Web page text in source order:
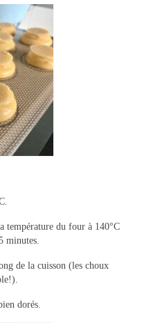
température du four à 140°C
minutes.
de la cuisson (les choux
dorés.